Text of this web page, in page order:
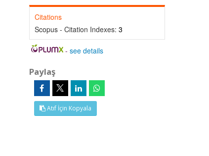
Citations
Scopus - Citation Indexes: 3
-see details
Paylaş
Atıf İçin Kopyala